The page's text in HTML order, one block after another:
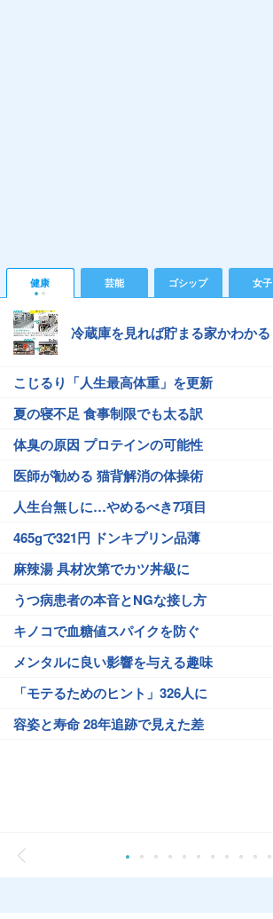
健康 芸能 ゴシップ 女子
冷蔵庫を見れば貯まる家かわかる
こじるり「人生最高体重」を更新
夏の寝不足 食事制限でも太る訳
体臭の原因 プロテインの可能性
医師が勧める 猫背解消の体操術
人生台無しに…やめるべき7項目
465gで321円 ドンキプリン品薄
麻辣湯 具材次第でカツ丼級に
うつ病患者の本音とNGな接し方
キノコで血糖値スパイクを防ぐ
メンタルに良い影響を与える趣味
「モテるためのヒント」326人に
容姿と寿命 28年追跡で見えた差